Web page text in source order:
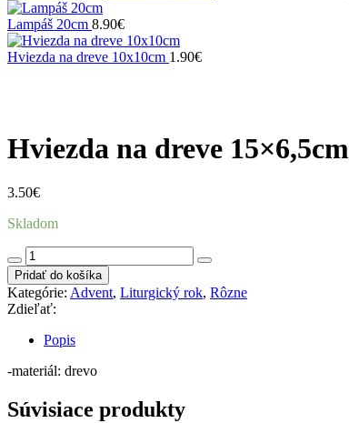
Lampáš 20cm 8.90€
Hviezda na dreve 10x10cm 1.90€
Hviezda na dreve 15×6,5cm
3.50€
Skladom
množstvo
Hviezda
na
dreve
15x6,5cm
Pridať do košíka
Kategórie: Advent, Liturgický rok, Rôzne
Zdieľať:
Popis
-materiál: drevo
Súvisiace produkty